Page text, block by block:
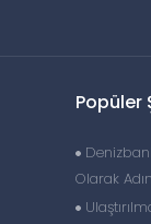
Popüler
Olarak